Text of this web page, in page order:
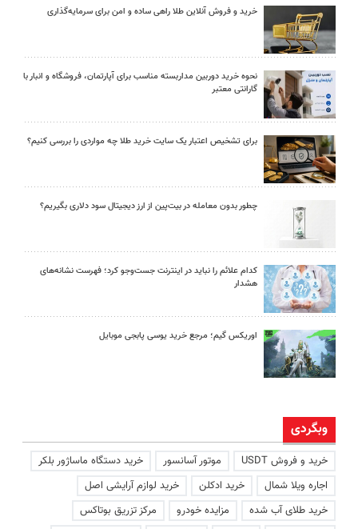
خرید و فروش آنلاین طلا راهی ساده و امن برای سرمایه‌گذاری
نحوه خرید دوربین مداربسته مناسب برای آپارتمان، فروشگاه و انبار با
گارانتی معتبر
برای تشخیص اعتبار یک سایت خرید طلا چه مواردی را بررسی کنیم؟
چطور بدون معامله در بیت‌پین از ارز دیجیتال سود دلاری بگیریم؟
کدام علائم را نباید در اینترنت جست‌وجو کرد؛ فهرست نشانه‌های
هشدار
اوریکس گیم؛ مرجع خرید یوسی پابجی موبایل
وبگردی
خرید و فروش USDT موتور آسانسور
خرید دستگاه ماساژور بلکر
اجاره ویلا شمال
خرید ادکلن
خرید لوازم آرایشی اصل
خرید طلای آب شده
مزایده خودرو
مرکز تزریق بوتاکس